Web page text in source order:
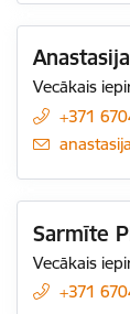
Vecākais
+371
E-pasts:
Sarmīte
Vecākais
+371